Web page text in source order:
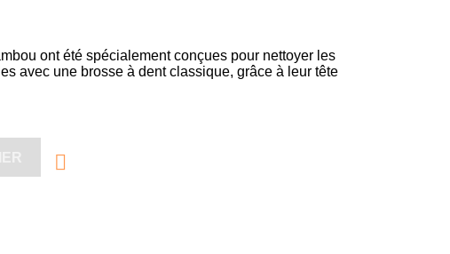
ont été spécialement conçues pour nettoyer les
avec une brosse à dent classique, grâce à leur tête
